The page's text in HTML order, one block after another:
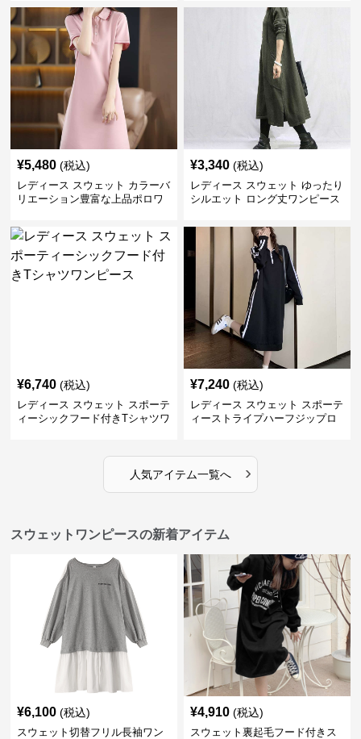
¥5,480 (税込)
レディース スウェット カラーバ
リエーション豊富な上品ポロワ
¥3,340 (税込)
レディース スウェット ゆったり
シルエット ロング丈ワンピース
¥6,740 (税込)
レディース スウェット スポーテ
ィーシックフード付きTシャツワ
¥7,240 (税込)
レディース スウェット スポーテ
ィーストライプハーフジップロ
人気アイテム一覧へ ›
スウェットワンピースの新着アイテム
¥6,100 (税込)
スウェット切替フリル長袖ワン
¥4,910 (税込)
スウェット裏起毛フード付きス